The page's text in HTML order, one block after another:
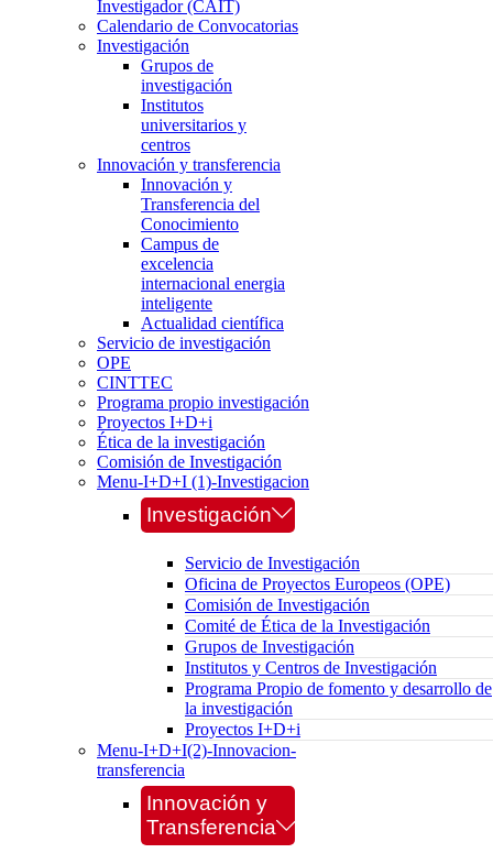
Investigador (CAIT)
Calendario de Convocatorias
Investigación
Grupos de
investigación
Institutos
universitarios y
centros
Innovación y transferencia
Innovación y
Transferencia del
Conocimiento
Campus de
excelencia
internacional energia
inteligente
Actualidad científica
Servicio de investigación
OPE
CINTTEC
Programa propio investigación
Proyectos I+D+i
Ética de la investigación
Comisión de Investigación
Menu-I+D+I (1)-Investigacion
Investigación
Servicio de Investigación
Oficina de Proyectos Europeos (OPE)
Comisión de Investigación
Comité de Ética de la Investigación
Grupos de Investigación
Institutos y Centros de Investigación
Programa Propio de fomento y desarrollo de
la investigación
Proyectos I+D+i
Menu-I+D+I(2)-Innovacion-
transferencia
Innovación y
Transferencia